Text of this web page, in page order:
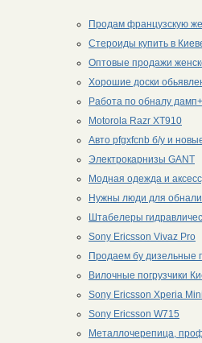
Продам французскую
Стероиды купить в
Оптовые продажи
Хорошие доски
Работа по обналу
Motorola Razr XT910
Авто pfgxfcnb б/у и
Электрокарнизы GANT
Модная одежда и
Нужны люди для
Штабелеры
Sony Ericsson Vivaz Pro
Продаем бу дизельные
Вилочные погрузчики
Sony Ericsson Xperia
Sony Ericsson W715
Металлочерепица,